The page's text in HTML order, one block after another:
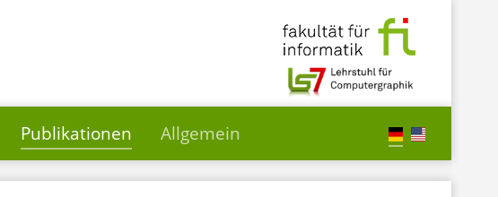
Publikationen Allgemein